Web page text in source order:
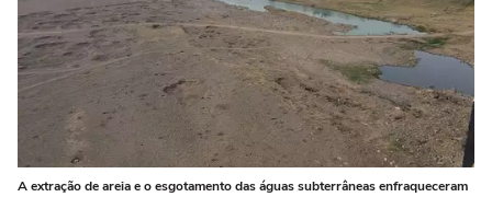
A extração de areia e o esgotamento das águas subterrâneas enfraqueceram